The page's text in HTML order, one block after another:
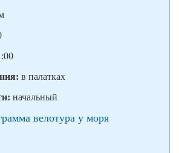
в палатках
начальный
велотура у моря